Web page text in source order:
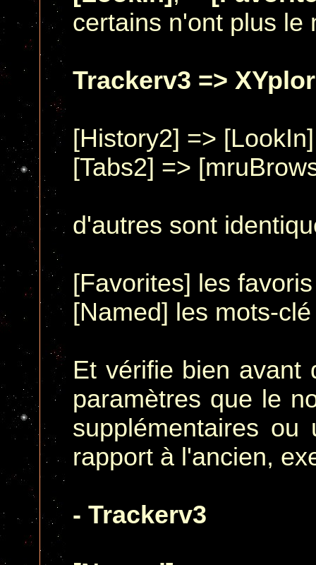
certains n'ont plus le
Trackerv3 =>
[History2] =>
[Tabs2] =>
d'autres sont
[Favorites] les favoris
[Named] les mots-
Et vérifie bien avant
paramètres que le
supplémentaires ou
rapport à l'ancien,
- Trackerv3